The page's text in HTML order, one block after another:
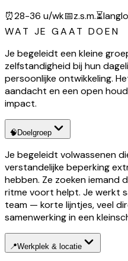
⏰28-36 u/wk📅z.s.m.⏳
WAT JE GAAT DOEN
Je begeleidt een kleine
zelfstandigheid bij hun
persoonlijke ontwikkeling.
aandacht en een open
impact.
🧠 Doelgroep
Je begeleidt volwassenen
verstandelijke beperking
hebben. Ze zoeken iemand
ritme voort helpt. Je werkt
team — korte lijntjes, veel
samenwerking in een
📍Werkplek & locatie